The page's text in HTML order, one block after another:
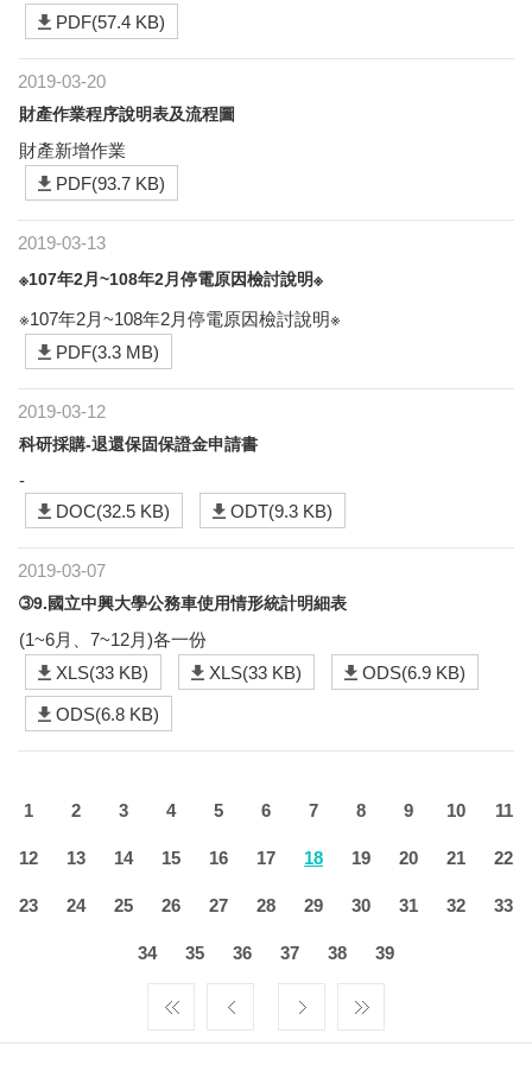
PDF(57.4 KB)
2019-03-20
財產作業程序說明表及流程圖
財產新增作業
PDF(93.7 KB)
2019-03-13
※107年2月~108年2月停電原因檢討說明※
※107年2月~108年2月停電原因檢討說明※
PDF(3.3 MB)
2019-03-12
科研採購-退還保固保證金申請書
-
DOC(32.5 KB)
ODT(9.3 KB)
2019-03-07
➂9.國立中興大學公務車使用情形統計明細表
(1~6月、7~12月)各一份
XLS(33 KB)
XLS(33 KB) ODS(6.9 KB)
ODS(6.8 KB)
1 2 3 4 5 6 7 8 9 10 11
12 13 14 15 16 17 18 19 20 21 22
23 24 25 26 27 28 29 30 31 32 33
34 35 36 37 38 39